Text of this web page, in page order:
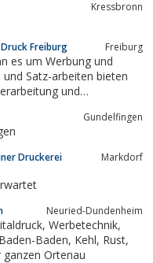
Kressbronn
Freiburg Freiburg
es um Werbung und
an oder vereinbaren
Gundelfingen
Druckerei
Markdorf
Neuried-Dundenheim
und der ganzen Ortenau